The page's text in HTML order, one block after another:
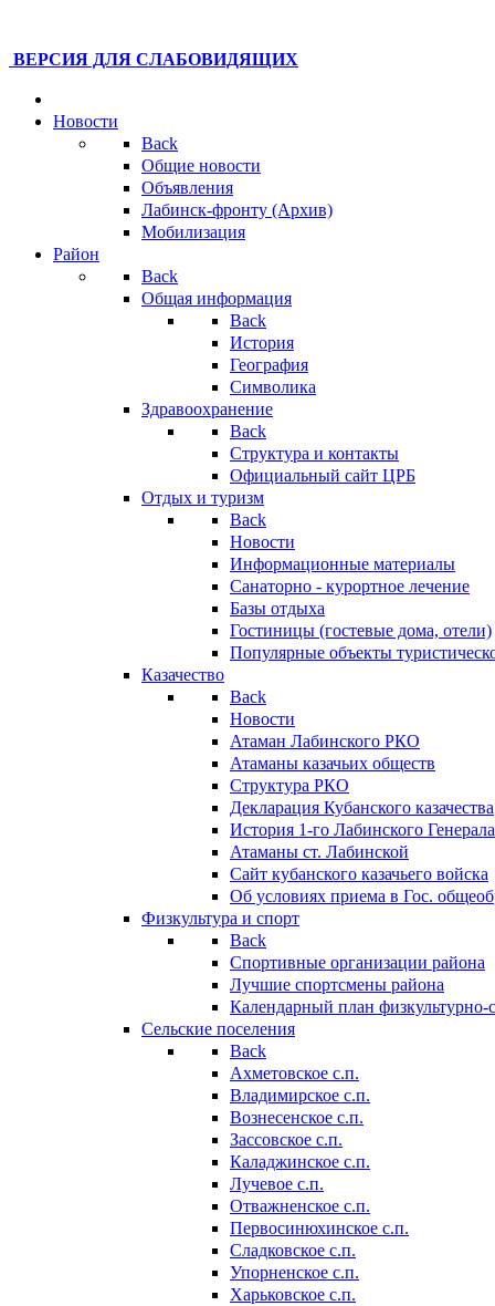
ВЕРСИЯ ДЛЯ СЛАБОВИДЯЩИХ
Новости
Back
Общие новости
Объявления
Лабинск-фронту (Архив)
Мобилизация
Район
Back
Общая информация
Back
История
География
Символика
Здравоохранение
Back
Структура и контакты
Официальный сайт ЦРБ
Отдых и туризм
Back
Новости
Информационные материалы
Санаторно - курортное лечение
Базы отдыха
Гостиницы (гостевые дома, отели)
Популярные объекты
Казачество
Back
Новости
Атаман Лабинского РКО
Атаманы казачьих обществ
Структура РКО
Декларация Кубанского казачества
История 1-го Лабинского
Атаманы ст. Лабинской
Cайт кубанского казачьего войска
Об условиях приема в Гос.
Физкультура и спорт
Back
Спортивные организации района
Лучшие спортсмены района
Календарный план
Сельские поселения
Back
Ахметовское с.п.
Владимирское с.п.
Вознесенское с.п.
Зассовское с.п.
Каладжинское с.п.
Лучевое с.п.
Отважненское с.п.
Первосинюхинское с.п.
Сладковское с.п.
Упорненское с.п.
Харьковское с.п.